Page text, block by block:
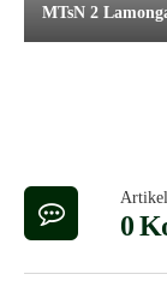
MTsN 2
0